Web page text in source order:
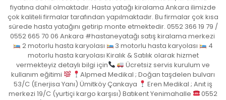
fiyatına dahil olmaktadır. Hasta yatağı kiralama Ankara ilimizde
çok kaliteli firmalar tarafından yapılmaktadır. Bu firmalar çok kısa
sürede hasta yatağını getirip monte etmektedir. 0552 366 19 79 /
0552 665 70 06 Ankara #hastaneyatağı satış kiralama merkezi
2 motorlu hasta karyolası
3 motorlu hasta karyolası
4
motorlu hasta karyolası Kiralık & Satılık olarak hizmet
vermekteyiz detaylı bilgi için
Ücretsiz servis kurulum ve
kullanım eğitimi
Alpmed Medikal ; Doğan taşdelen bulvarı
53/C (Enerjisa Yanı) Ümitköy Çankaya
Eren Medikal ; Anıt iş
merkezi 19/C (yurtiçi kargo karşısı) Batıkent Yenimahalle
0552